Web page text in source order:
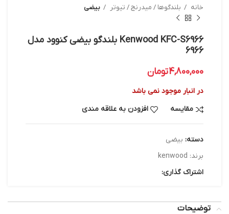
خانه بلندگوها / میدرنج / تیوتر بیضی
Kenwood KFC-S6966 بلندگو بيضي كنوود مدل
6966
4,800,000تومان
در انبار موجود نمی باشد
مقایسه
افزودن به علاقه مندی
دسته: بیضی
برند: kenwood
اشتراک گذاری:
توضیحات